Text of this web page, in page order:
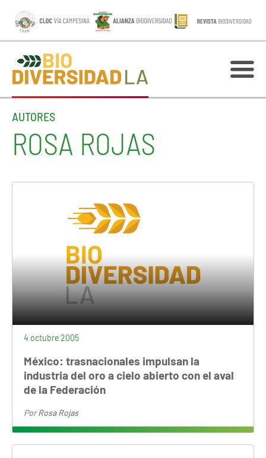
AUTORES
ROSA ROJAS
4 octubre 2005
México: trasnacionales impulsan la
industria del oro a cielo abierto con el aval
de la Federación
PorRosa Rojas